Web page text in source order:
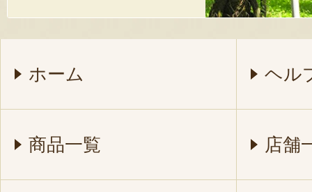
ホーム ヘル
商品一覧 店舗